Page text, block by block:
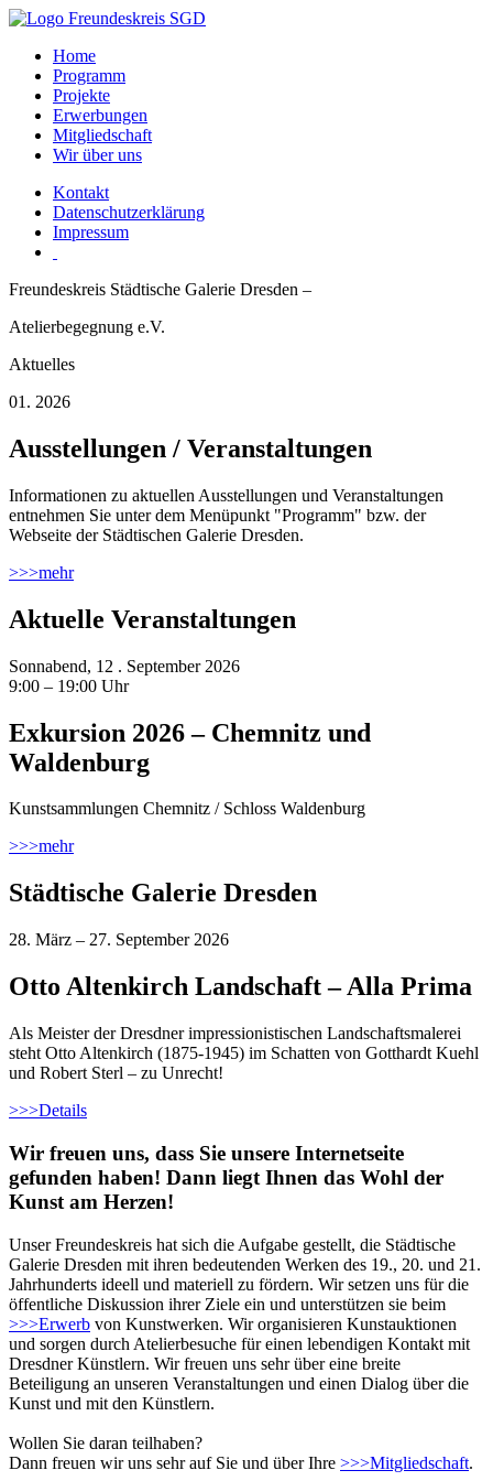
Home
Programm
Projekte
Erwerbungen
Mitgliedschaft
Wir über uns
Kontakt
Datenschutzerklärung
Impressum
Freundeskreis Städtische Galerie Dresden –
Atelierbegegnung e.V.
Aktuelles
01. 2026
Ausstellungen / Veranstaltungen
Informationen zu aktuellen Ausstellungen und Veranstaltungen
entnehmen Sie unter dem Menüpunkt "Programm" bzw. der
Webseite der Städtischen Galerie Dresden.
>>>mehr
Aktuelle Veranstaltungen
Sonnabend, 12 . September 2026
9:00 – 19:00 Uhr
Exkursion 2026 – Chemnitz und
Waldenburg
Kunstsammlungen Chemnitz / Schloss Waldenburg
>>>mehr
Städtische Galerie Dresden
28. März – 27. September 2026
Otto Altenkirch Landschaft – Alla Prima
Als Meister der Dresdner impressionistischen Landschaftsmalerei
steht Otto Altenkirch (1875-1945) im Schatten von Gotthardt Kuehl
und Robert Sterl – zu Unrecht!
>>>Details
Wir freuen uns, dass Sie unsere Internetseite
gefunden haben! Dann liegt Ihnen das Wohl der
Kunst am Herzen!
Unser Freundeskreis hat sich die Aufgabe gestellt, die Städtische
Galerie Dresden mit ihren bedeutenden Werken des 19., 20. und 21.
Jahrhunderts ideell und materiell zu fördern. Wir setzen uns für die
öffentliche Diskussion ihrer Ziele ein und unterstützen sie beim
>>>Erwerb von Kunstwerken. Wir organisieren Kunstauktionen
und sorgen durch Atelierbesuche für einen lebendigen Kontakt mit
Dresdner Künstlern. Wir freuen uns sehr über eine breite
Beteiligung an unseren Veranstaltungen und einen Dialog über die
Kunst und mit den Künstlern.
Wollen Sie daran teilhaben?
Dann freuen wir uns sehr auf Sie und über Ihre >>>Mitgliedschaft.